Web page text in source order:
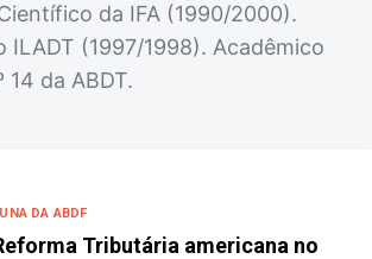
da IFA (1990/2000).
ILADT (1997/1998). Acadêmico
14 da ABDT.
DA ABDF
Tributária americana no